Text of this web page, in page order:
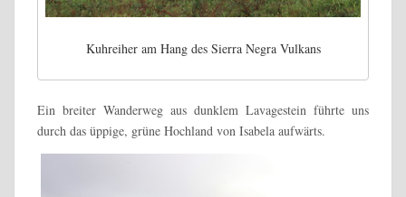
Kuhreiher am Hang des Sierra Negra Vulkans
Ein breiter Wanderweg aus dunklem Lavagestein führte uns
durch das üppige, grüne Hochland von Isabela aufwärts.